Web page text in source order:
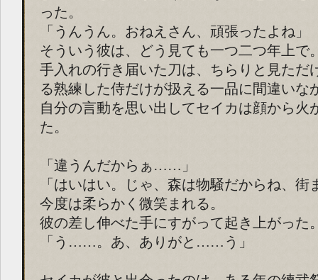
った。
「うんうん。おねえさん、頑張ったよね」
そういう彼は、どう見ても一つ二つ年上で
手入れの行き届いた刀は、ちらりと見ただ
る熟練した侍だけが扱える一品に間違いな
自分の言動を思い出してセイカは顔から火
た。
「違うんだからぁ……」
「はいはい。じゃ、森は物騒だからね、街
今度は柔らかく微笑まれる。
彼の差し伸べた手にすがって起き上がった
「う……。あ、ありがと……う」